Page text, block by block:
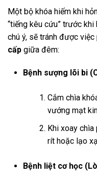
Một bộ khóa hiếm khi
“tiếng kêu cứu” trước khi
chú ý, sẽ tránh được
cấp giữa đêm:
Bệnh sượng lõi bi
Cắm chìa
vướng mạt
Khi xoay
rít hoặc lạo
Bệnh liệt cơ học